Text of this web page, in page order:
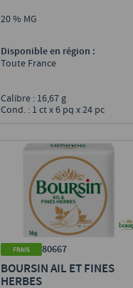
20 % MG
Disponible en région :
Toute France
Calibre : 16,67 g
Cond. : 1 ct x 6 pq x 24 pc
80667
BOURSIN AIL ET FINES
HERBES